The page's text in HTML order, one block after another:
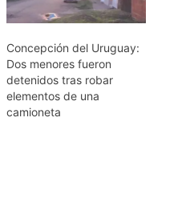
Concepción del Uruguay:
Dos menores fueron
detenidos tras robar
elementos de una
camioneta